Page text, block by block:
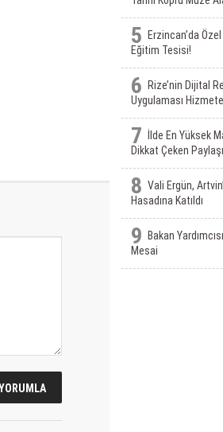
5
Erzincan’da
Eğitim Tesisi!
6
Rize’nin Dijital
Uygulaması
7
İlde En Yüksek
Dikkat Çeken
8 Vali Ergün,
Hasadına Katıldı
9
Bakan
Mesai